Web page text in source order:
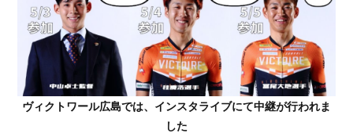
ヴィクトワール広島では、インスタライブにて中継が行われま
した